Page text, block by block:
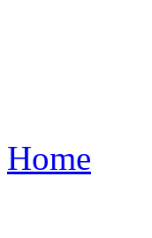
Home